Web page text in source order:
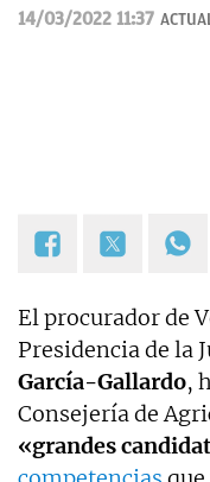
14/03/2022 11:37
El procurador de
Presidencia de la
García-Gallardo,
Consejería de
«grandes